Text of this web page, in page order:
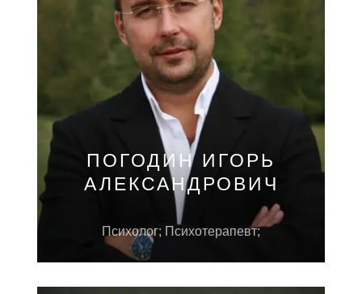
ПОГОДИН ИГОРЬ
АЛЕКСАНДРОВИЧ
Психолог; Психотерапевт;